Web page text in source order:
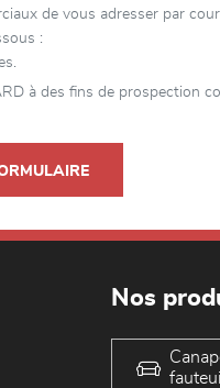
de vous adresser par
:
à des fins de prospection
Nos